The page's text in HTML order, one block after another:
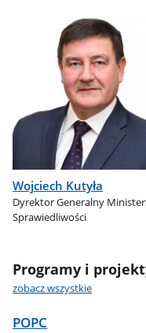
Wojciech Kutyła
Dyrektor Generalny
Sprawiedliwości
Programy i
zobacz wszystkie
POPC